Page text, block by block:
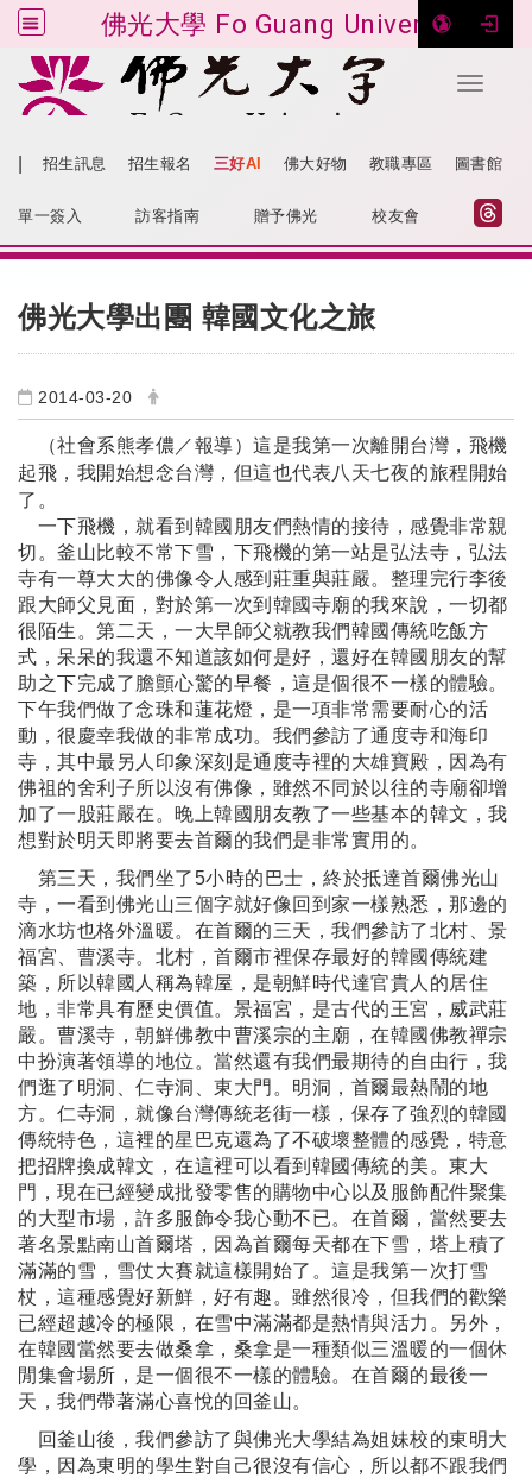
佛光大學 Fo Guang University
Toggle
跳到主要內容
招生訊息 招生報名 三好AI 佛大好物 教職專區 圖書館
單一簽入 訪客指南 贈予佛光 校友會
佛光大學出團 韓國文化之旅
2014-03-20
（社會系熊孝儂／報導）這是我第一次離開台灣，飛機
起飛，我開始想念台灣，但這也代表八天七夜的旅程開始
了。
一下飛機，就看到韓國朋友們熱情的接待，感覺非常親
切。釜山比較不常下雪，下飛機的第一站是弘法寺，弘法
寺有一尊大大的佛像令人感到莊重與莊嚴。整理完行李後
跟大師父見面，對於第一次到韓國寺廟的我來說，一切都
很陌生。第二天，一大早師父就教我們韓國傳統吃飯方
式，呆呆的我還不知道該如何是好，還好在韓國朋友的幫
助之下完成了膽顫心驚的早餐，這是個很不一樣的體驗。
下午我們做了念珠和蓮花燈，是一項非常需要耐心的活
動，很慶幸我做的非常成功。我們參訪了通度寺和海印
寺，其中最另人印象深刻是通度寺裡的大雄寶殿，因為有
佛祖的舍利子所以沒有佛像，雖然不同於以往的寺廟卻增
加了一股莊嚴在。晚上韓國朋友教了一些基本的韓文，我
想對於明天即將要去首爾的我們是非常實用的。
第三天，我們坐了5小時的巴士，終於抵達首爾佛光山
寺，一看到佛光山三個字就好像回到家一樣熟悉，那邊的
滴水坊也格外溫暖。在首爾的三天，我們參訪了北村、景
福宮、曹溪寺。北村，首爾市裡保存最好的韓國傳統建
築，所以韓國人稱為韓屋，是朝鮮時代達官貴人的居住
地，非常具有歷史價值。景福宮，是古代的王宮，威武莊
嚴。曹溪寺，朝鮮佛教中曹溪宗的主廟，在韓國佛教禪宗
中扮演著領導的地位。當然還有我們最期待的自由行，我
們逛了明洞、仁寺洞、東大門。明洞，首爾最熱鬧的地
方。仁寺洞，就像台灣傳統老街一樣，保存了強烈的韓國
傳統特色，這裡的星巴克還為了不破壞整體的感覺，特意
把招牌換成韓文，在這裡可以看到韓國傳統的美。東大
門，現在已經變成批發零售的購物中心以及服飾配件聚集
的大型市場，許多服飾令我心動不已。在首爾，當然要去
著名景點南山首爾塔，因為首爾每天都在下雪，塔上積了
滿滿的雪，雪仗大賽就這樣開始了。這是我第一次打雪
杖，這種感覺好新鮮，好有趣。雖然很冷，但我們的歡樂
已經超越冷的極限，在雪中滿滿都是熱情與活力。另外，
在韓國當然要去做桑拿，桑拿是一種類似三溫暖的一個休
閒集會場所，是一個很不一樣的體驗。在首爾的最後一
天，我們帶著滿心喜悅的回釜山。
回釜山後，我們參訪了與佛光大學結為姐妹校的東明大
學，因為東明的學生對自己很沒有信心，所以都不跟我們